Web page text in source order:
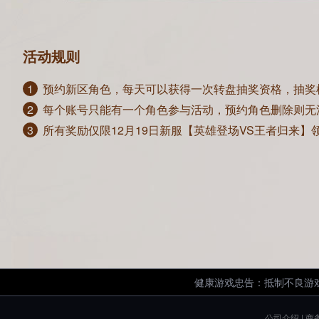
活动规则
1
预约新区角色，每天可以获得一次转盘抽奖资格，抽
2
每个账号只能有一个角色参与活动，预约角色删除则
3
所有奖励仅限12月19日新服【英雄登场VS王者归来
健康游戏忠告：抵制不良